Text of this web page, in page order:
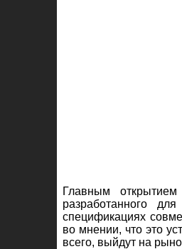
Главным
разработанного
спецификациях
во мнении, что это
всего, выйдут на